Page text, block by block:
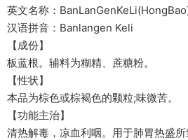
英文名称：
汉语拼音：Banlangen Keli
【成份】
板蓝根。辅料为糊精、蔗糖粉。
【性状】
本品为棕色或棕褐色的颗粒;味微苦。
【功能主治】
清热解毒，凉血利咽。用于肺胃热盛